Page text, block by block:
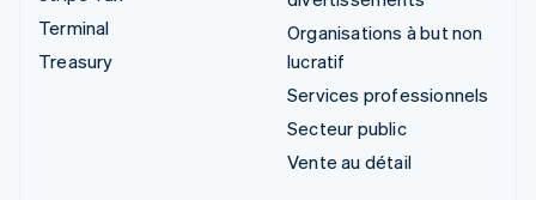
Terminal
Treasury
Organisations à but non
lucratif
Services professionnels
Secteur public
Vente au détail